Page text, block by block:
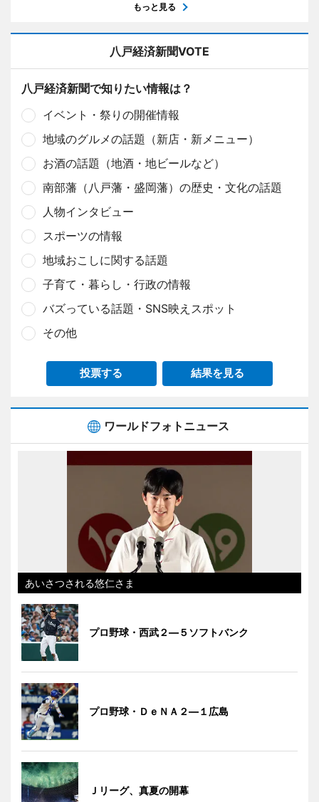
もっと見る
八戸経済新聞VOTE
八戸経済新聞で知りたい情報は？
イベント・祭りの開催情報
地域のグルメの話題（新店・新メニュー）
お酒の話題（地酒・地ビールなど）
南部藩（八戸藩・盛岡藩）の歴史・文化の話題
人物インタビュー
スポーツの情報
地域おこしに関する話題
子育て・暮らし・行政の情報
バズっている話題・SNS映えスポット
その他
投票する 結果を見る
ワールドフォトニュース
あいさつされる悠仁さま
プロ野球・西武２―５ソフトバンク
プロ野球・ＤｅＮＡ２―１広島
Ｊリーグ、真夏の開幕